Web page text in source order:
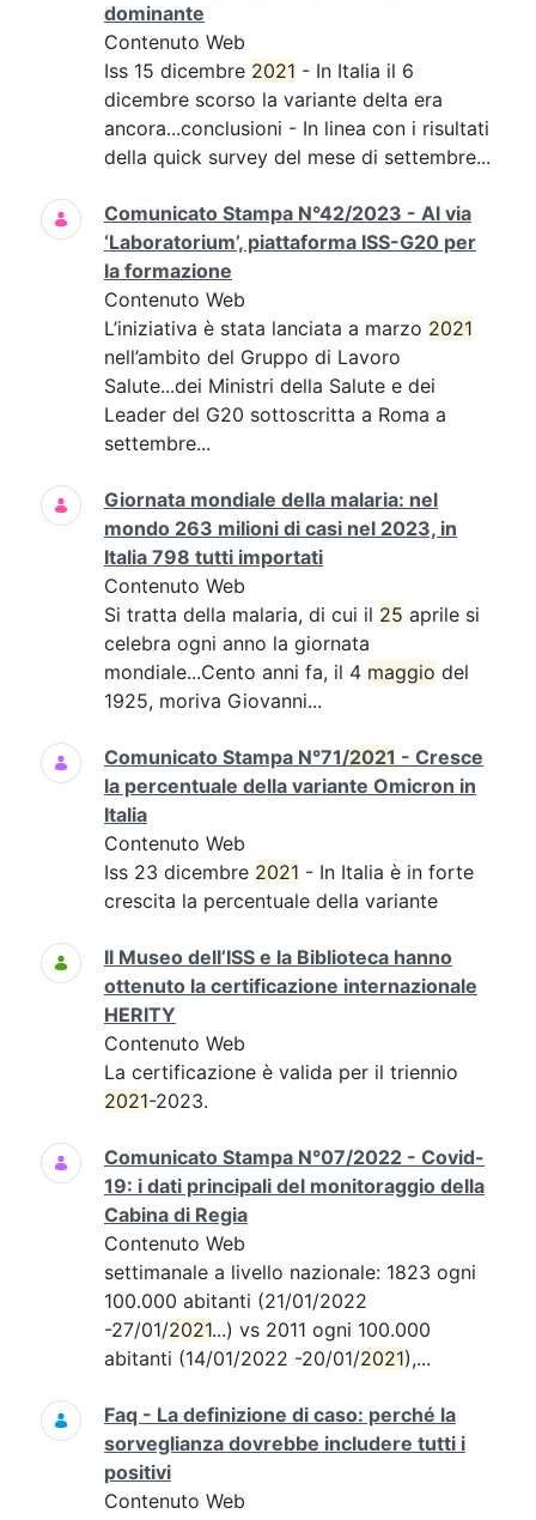
dominante
Contenuto Web
Iss 15 dicembre 2021 - In Italia il 6
dicembre scorso la variante delta era
ancora...conclusioni - In linea con i risultati
della quick survey del mese di settembre...
Comunicato Stampa N°42/2023 - Al via
‘Laboratorium’, piattaforma ISS-G20 per
la formazione
Contenuto Web
L’iniziativa è stata lanciata a marzo 2021
nell’ambito del Gruppo di Lavoro
Salute...dei Ministri della Salute e dei
Leader del G20 sottoscritta a Roma a
settembre...
Giornata mondiale della malaria: nel
mondo 263 milioni di casi nel 2023, in
Italia 798 tutti importati
Contenuto Web
Si tratta della malaria, di cui il 25 aprile si
celebra ogni anno la giornata
mondiale...Cento anni fa, il 4 maggio del
1925, moriva Giovanni...
Comunicato Stampa N°71/2021 - Cresce
la percentuale della variante Omicron in
Italia
Contenuto Web
Iss 23 dicembre 2021 - In Italia è in forte
crescita la percentuale della variante
Il Museo dell’ISS e la Biblioteca hanno
ottenuto la certificazione internazionale
HERITY
Contenuto Web
La certificazione è valida per il triennio
2021-2023.
Comunicato Stampa N°07/2022 - Covid-
19: i dati principali del monitoraggio della
Cabina di Regia
Contenuto Web
settimanale a livello nazionale: 1823 ogni
100.000 abitanti (21/01/2022
-27/01/2021...) vs 2011 ogni 100.000
abitanti (14/01/2022 -20/01/2021),...
Faq - La definizione di caso: perché la
sorveglianza dovrebbe includere tutti i
positivi
Contenuto Web